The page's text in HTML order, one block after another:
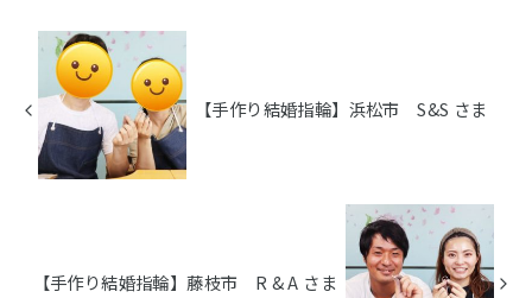
【手作り結婚指輪】浜松市 S&S さま
【手作り結婚指輪】藤枝市 R & A さま